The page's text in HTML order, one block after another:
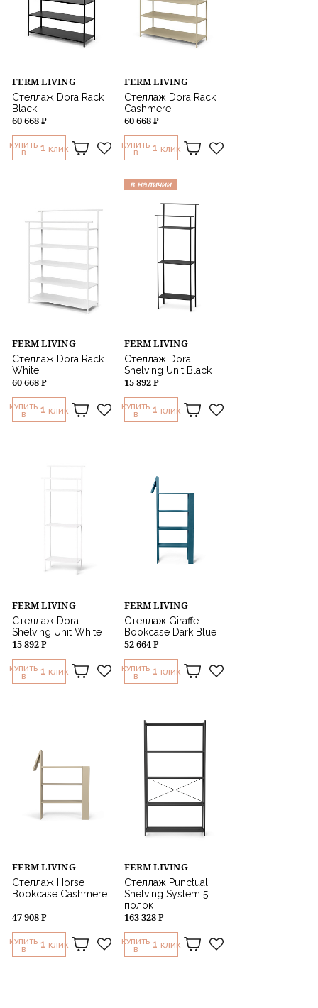
FERM LIVING
Стеллаж Dora Rack
Black
60 668 ₽
КУПИТЬ
В
1 КЛИК
FERM LIVING
Стеллаж Dora Rack
Cashmere
60 668 ₽
КУПИТЬ
В
1 КЛИК
FERM LIVING
Стеллаж Dora Rack
White
60 668 ₽
КУПИТЬ
В
1 КЛИК
в наличии
FERM LIVING
Стеллаж Dora
Shelving Unit Black
15 892 ₽
КУПИТЬ
В
1 КЛИК
FERM LIVING
Стеллаж Dora
Shelving Unit White
15 892 ₽
КУПИТЬ
В
1 КЛИК
FERM LIVING
Стеллаж Giraffe
Bookcase Dark Blue
52 664 ₽
КУПИТЬ
В
1 КЛИК
FERM LIVING
Стеллаж Horse
Bookcase Cashmere
47 908 ₽
КУПИТЬ
В
1 КЛИК
FERM LIVING
Стеллаж Punctual
Shelving System 5
полок
163 328 ₽
КУПИТЬ
В
1 КЛИК